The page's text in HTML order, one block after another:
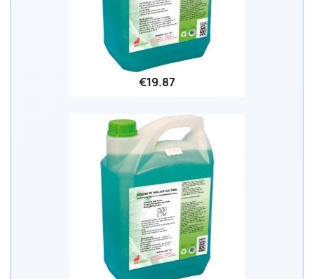
€19.87